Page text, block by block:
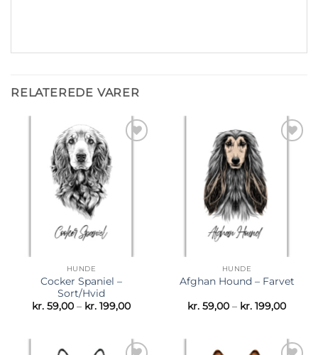
RELATEREDE VARER
Tilføj til
ønskeliste
HUNDE
Cocker Spaniel –
Sort/Hvid
kr. 59,00 – kr. 199,00Prisinterval:
ønskeliste
HUNDE
Afghan Hound – Farvet
kr. 59,00 – kr. 199,00